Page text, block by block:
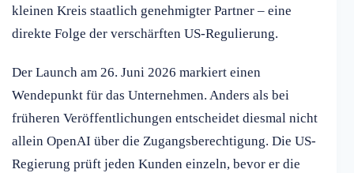
kleinen Kreis staatlich genehmigter Partner – eine
direkte Folge der verschärften US-Regulierung.
Der Launch am 26. Juni 2026 markiert einen
Wendepunkt für das Unternehmen. Anders als bei
früheren Veröffentlichungen entscheidet diesmal nicht
allein OpenAI über die Zugangsberechtigung. Die US-
Regierung prüft jeden Kunden einzeln, bevor er die